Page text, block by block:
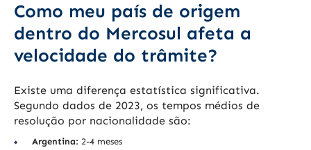
Como meu país de origem
dentro do Mercosul afeta a
velocidade do trâmite?
Existe uma diferença estatística significativa.
Segundo dados de 2023, os tempos médios de
resolução por nacionalidade são:
Argentina: 2-4 meses